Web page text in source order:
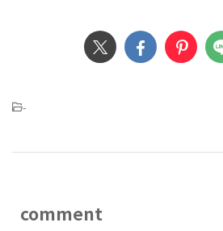
-
comment